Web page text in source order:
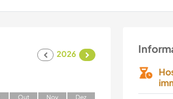
2026
Out Nov Dez